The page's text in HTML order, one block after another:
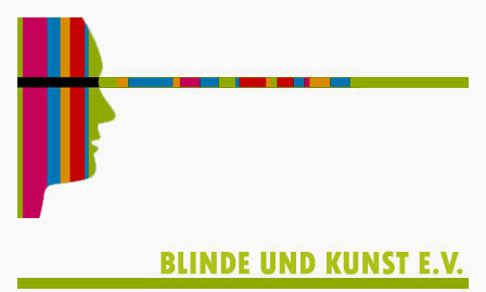
Zum
springen